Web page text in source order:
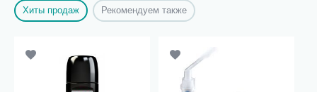
Хиты продаж Рекомендуем также